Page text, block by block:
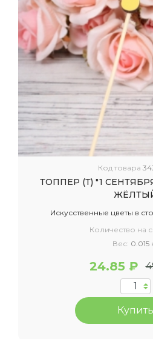
Код товара
ТОППЕР (Т) "1
Искусственные цветы в
Количество на
Вес: 0.015
24.85 ₽
Купить